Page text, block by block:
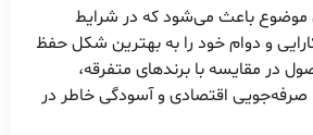
موضوع باعث می‌شود که در شرایط
و دوام خود را به بهترین شکل حفظ
در مقایسه با برندهای متفرقه،
اقتصادی و آسودگی خاطر در